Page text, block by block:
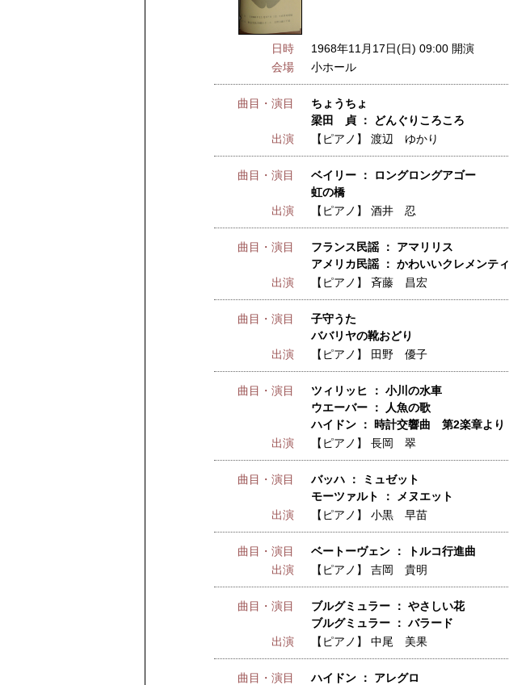
日時
1968年11月17日(日) 09:00 開演
会場
小ホール
曲目・演目
ちょうちょ
梁田 貞 ： どんぐりころころ
出演
【ピアノ】 渡辺 ゆかり
曲目・演目
ベイリー ： ロングロングアゴー
虹の橋
出演
【ピアノ】 酒井 忍
曲目・演目
フランス民謡 ： アマリリス
アメリカ民謡 ： かわいいクレメンティ
出演
【ピアノ】 斉藤 昌宏
曲目・演目
子守うた
ババリヤの靴おどり
出演
【ピアノ】 田野 優子
曲目・演目
ツィリッヒ ： 小川の水車
ウエーバー ： 人魚の歌
ハイドン ： 時計交響曲 第2楽章より
出演
【ピアノ】 長岡 翠
曲目・演目
バッハ ： ミュゼット
モーツァルト ： メヌエット
出演
【ピアノ】 小黒 早苗
曲目・演目
ベートーヴェン ： トルコ行進曲
出演
【ピアノ】 吉岡 貴明
曲目・演目
ブルグミュラー ： やさしい花
ブルグミュラー ： バラード
出演
【ピアノ】 中尾 美果
曲目・演目
ハイドン ： アレグロ